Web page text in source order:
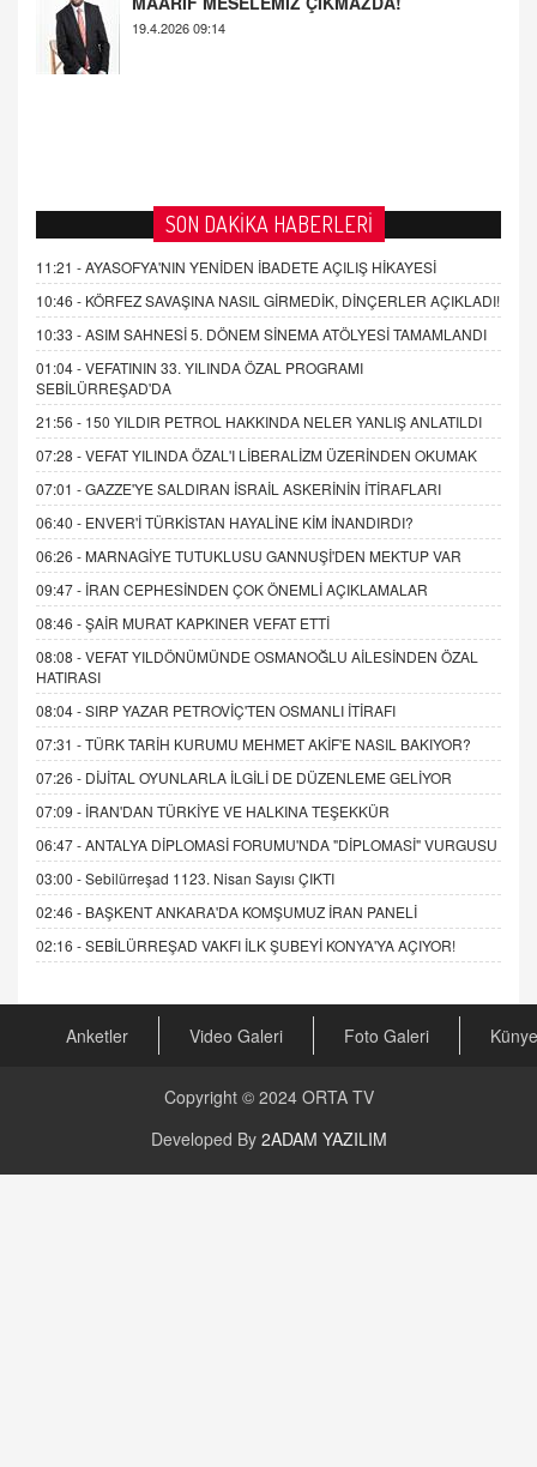
19.4.2026 09:14
SON DAKİKA HABERLERİ
11:21 -AYASOFYA'NIN YENİDEN İBADETE AÇILIŞ HİKAYESİ
10:46 - KÖRFEZ SAVAŞINA NASIL GİRMEDİK, DİNÇERLER AÇIKLADI!
10:33 -ASIM SAHNESİ 5. DÖNEM SİNEMA ATÖLYESİ TAMAMLANDI
01:04 -VEFATININ 33. YILINDA ÖZAL PROGRAMI
SEBİLÜRREŞAD'DA
21:56 - 150 YILDIR PETROL HAKKINDA NELER YANLIŞ ANLATILDI
07:28 -VEFAT YILINDA ÖZAL'I LİBERALİZM ÜZERİNDEN OKUMAK
07:01 -GAZZE'YE SALDIRAN İSRAİL ASKERİNİN İTİRAFLARI
06:40 - ENVER'İ TÜRKİSTAN HAYALİNE KİM İNANDIRDI?
06:26 - MARNAGİYE TUTUKLUSU GANNUŞİ'DEN MEKTUP VAR
09:47 - İRAN CEPHESİNDEN ÇOK ÖNEMLİ AÇIKLAMALAR
08:46 -ŞAİR MURAT KAPKINER VEFAT ETTİ
08:08 -VEFAT YILDÖNÜMÜNDE OSMANOĞLU AİLESİNDEN ÖZAL
HATIRASI
08:04 -SIRP YAZAR PETROVİÇ'TEN OSMANLI İTİRAFI
07:31 -TÜRK TARİH KURUMU MEHMET AKİF'E NASIL BAKIYOR?
07:26 - DİJİTAL OYUNLARLA İLGİLİ DE DÜZENLEME GELİYOR
07:09 - İRAN'DAN TÜRKİYE VE HALKINA TEŞEKKÜR
06:47 -ANTALYA DİPLOMASİ FORUMU'NDA "DİPLOMASİ" VURGUSU
03:00 -Sebilürreşad 1123. Nisan Sayısı ÇIKTI
02:46 - BAŞKENT ANKARA'DA KOMŞUMUZ İRAN PANELİ
02:16 -SEBİLÜRREŞAD VAKFI İLK ŞUBEYİ KONYA'YA AÇIYOR!
Anketler Video Galeri Foto Galeri Künye
Copyright © 2024 ORTA TV
Developed By 2ADAM YAZILIM